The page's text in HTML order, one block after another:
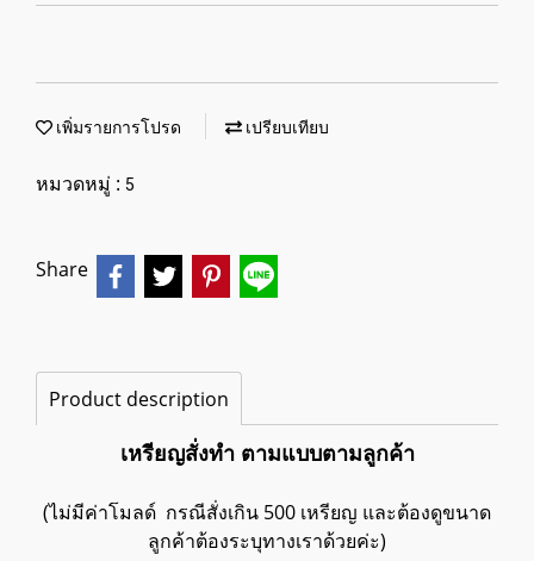
เพิ่มรายการโปรด เปรียบเทียบ
หมวดหมู่ : 5
Share
Product description
เหรียญสั่งทำ ตามแบบตามลูกค้า
(ไม่มีค่าโมลด์ กรณีสั่งเกิน 500 เหรียญ และต้องดูขนาด
ลูกค้าต้องระบุทางเราด้วยค่ะ)